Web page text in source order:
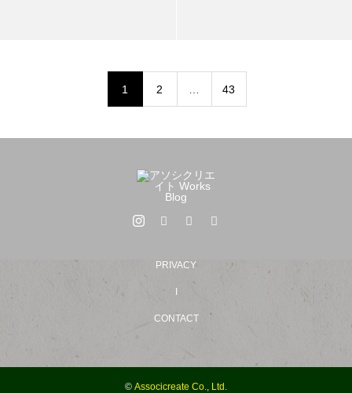
1 2 43
PRIVACY
CONTACT
© Associcreate Co., Ltd.